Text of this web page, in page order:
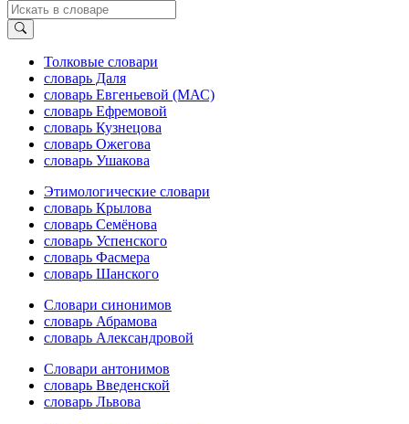
Толковые словари
словарь Даля
словарь Евгеньевой (МАС)
словарь Ефремовой
словарь Кузнецова
словарь Ожегова
словарь Ушакова
Этимологические словари
словарь Крылова
словарь Семёнова
словарь Успенского
словарь Фасмера
словарь Шанского
Словари синонимов
словарь Абрамова
словарь Александровой
Словари антонимов
словарь Введенской
словарь Львова